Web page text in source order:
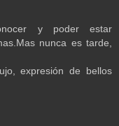
y poder estar
nunca es tarde,
expresión de bellos